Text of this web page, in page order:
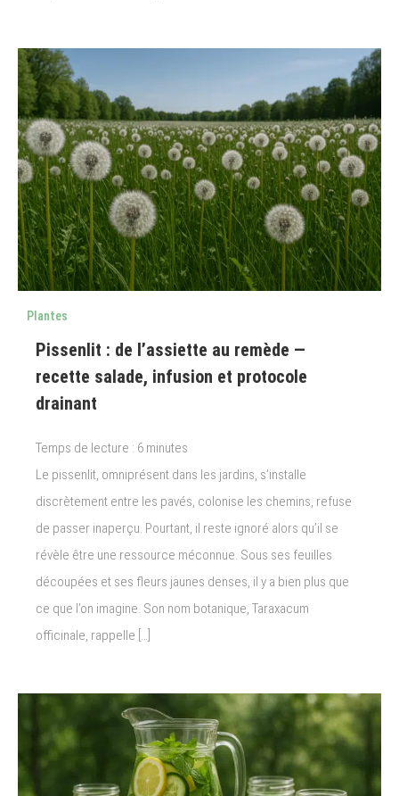
Plantes
Pissenlit : de l’assiette au remède —
recette salade, infusion et protocole
drainant
Temps de lecture : 6 minutes
Le pissenlit, omniprésent dans les jardins, s’installe
discrètement entre les pavés, colonise les chemins, refuse
de passer inaperçu. Pourtant, il reste ignoré alors qu’il se
révèle être une ressource méconnue. Sous ses feuilles
découpées et ses fleurs jaunes denses, il y a bien plus que
ce que l’on imagine. Son nom botanique, Taraxacum
officinale, rappelle […]